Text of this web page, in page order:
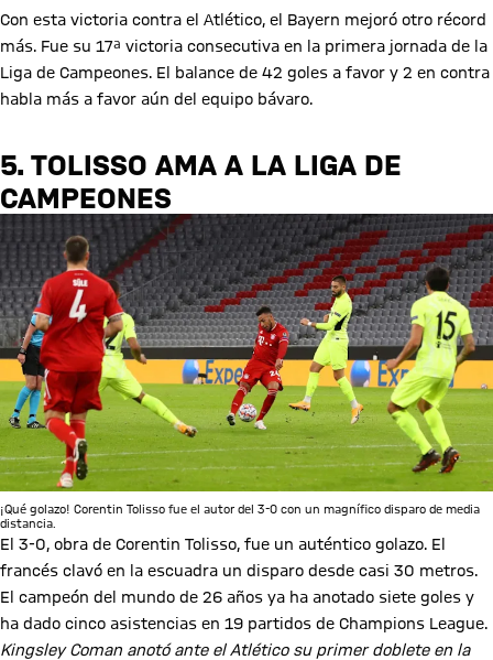
Con esta victoria contra el Atlético, el Bayern mejoró otro récord
más. Fue su 17ª victoria consecutiva en la primera jornada de la
Liga de Campeones. El balance de 42 goles a favor y 2 en contra
habla más a favor aún del equipo bávaro.
5. TOLISSO AMA A LA LIGA DE
CAMPEONES
¡Qué golazo! Corentin Tolisso fue el autor del 3-0 con un magnífico disparo de media
distancia.
El 3-0, obra de Corentin Tolisso, fue un auténtico golazo. El
francés clavó en la escuadra un disparo desde casi 30 metros.
El campeón del mundo de 26 años ya ha anotado siete goles y
ha dado cinco asistencias en 19 partidos de Champions League.
Kingsley Coman anotó ante el Atlético su primer doblete en la